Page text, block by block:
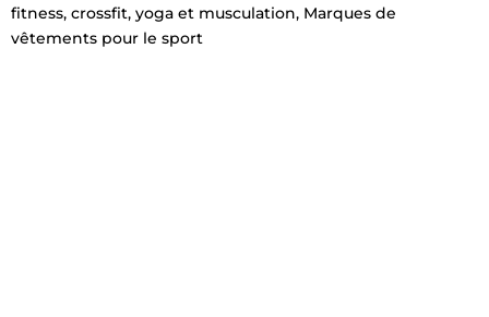
fitness, crossfit, yoga et musculation, Marques de
vêtements pour le sport